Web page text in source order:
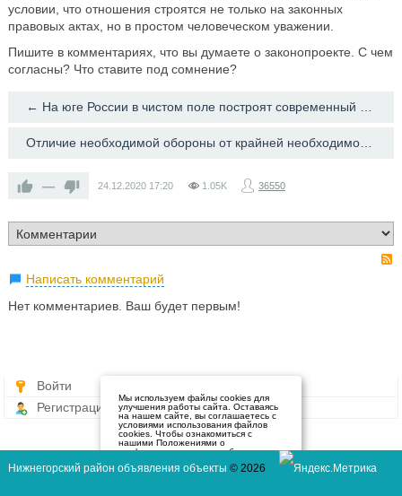
условии, что отношения строятся не только на законных
правовых актах, но в простом человеческом уважении.
Пишите в комментариях, что вы думаете о законопроекте. С чем
согласны? Что ставите под сомнение?
Отличие необходимой обороны от крайней необходимости →
— 24.12.2020 17:20 1.05K 36550
Написать комментарий
Нет комментариев. Ваш будет первым!
Войти
Регистрация
Мы используем файлы cookies для
улучшения работы сайта. Оставаясь
на нашем сайте, вы соглашаетесь с
условиями использования файлов
cookies. Чтобы ознакомиться с
нашими Положениями о
конфиденциальности и об
нажмите здесь.
Нижнегорский район объявления объекты © 2026